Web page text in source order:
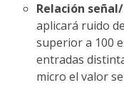
Relación
aplicará ruido
superior a 100
entradas
micro el valor